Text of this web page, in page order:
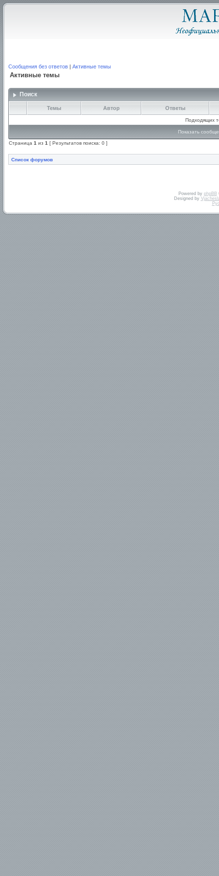
Сообщения без ответов | Активные темы
Активные темы
Поиск
Темы Автор Ответы
Подходящих
Показать
Страница 1 из 1 [ Результатов поиска: 0 ]
Список форумов
Powered by phpBB
Designed by